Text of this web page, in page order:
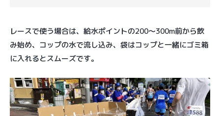
レースで使う場合は、給水ポイントの200〜300m前から飲
み始め、コップの水で流し込み、袋はコップと一緒にゴミ箱
に入れるとスムーズです。